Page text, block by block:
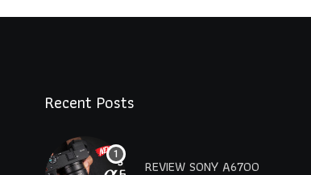
Recent Posts
REVIEW SONY A6700